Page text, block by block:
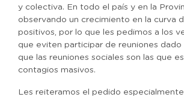
y colectiva. En todo el país y en la
observando un crecimiento en la curva
positivos, por lo que les pedimos a los
que eviten participar de reuniones dado
que las reuniones sociales son las que
contagios masivos.
Les reiteramos el pedido